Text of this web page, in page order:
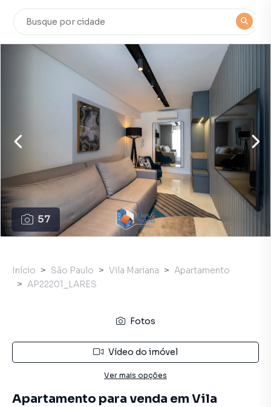
57
Início São Paulo Vila Mariana
Apartamento
AP22201_LARES
Fotos
Vídeo do imóvel
Ver mais opções
Apartamento para venda em Vila